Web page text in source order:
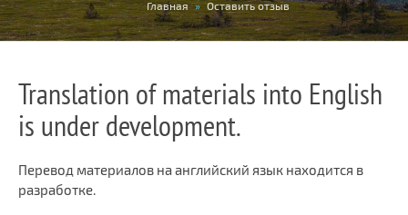
are
Главная » Оставить отзыв
Translation of materials into English
is under development.
Перевод материалов на английский язык находится в
разработке.